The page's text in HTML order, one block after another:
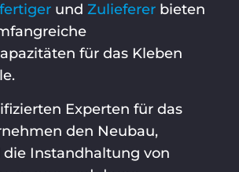
und Zuliefererbieten
für das Kleben
Experten für das
den Neubau,
Instandhaltung von